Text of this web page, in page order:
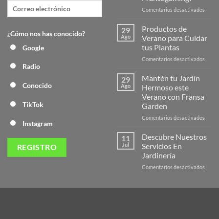
¿Cómo nos has conocido?
Google
Radio
Conocido
TikTok
Instagram
Comentarios desactivados
Página
29
Ago
Productos de
Verano para Cuidar
tus Plantas
Comentarios desactivados
29
Ago
Mantén tu Jardín
Hermoso este
Verano con Fransa
Garden
Comentarios desactivados
Jardín
11
Jul
Descubre Nuestros
Servicios En
Jardinería
Comentarios desactivados